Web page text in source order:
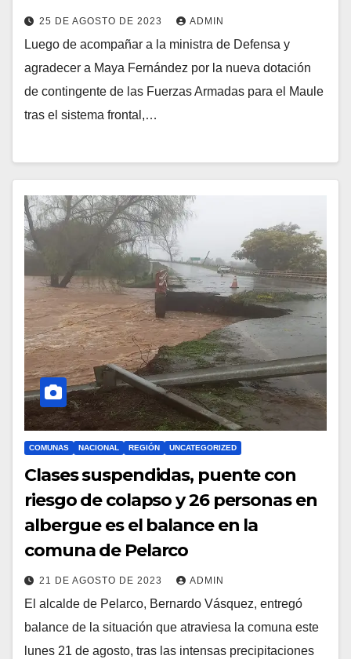
25 DE AGOSTO DE 2023 ADMIN
Luego de acompañar a la ministra de Defensa y
agradecer a Maya Fernández por la nueva dotación
de contingente de las Fuerzas Armadas para el Maule
tras el sistema frontal,…
COMUNAS NACIONAL REGIÓN UNCATEGORIZED
Clases suspendidas, puente con
riesgo de colapso y 26 personas en
albergue es el balance en la
comuna de Pelarco
21 DE AGOSTO DE 2023 ADMIN
El alcalde de Pelarco, Bernardo Vásquez, entregó
balance de la situación que atraviesa la comuna este
lunes 21 de agosto, tras las intensas precipitaciones